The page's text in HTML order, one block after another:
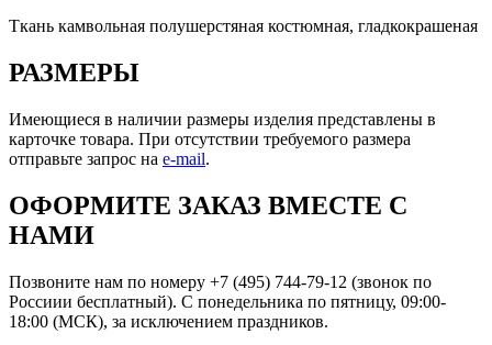
Ткань камвольная полушерстяная костюмная, гладкокрашеная
РАЗМЕРЫ
Имеющиеся в наличии размеры изделия представлены в
карточке товара. При отсутствии требуемого размера
отправьте запрос на e-mail.
ОФОРМИТЕ ЗАКАЗ ВМЕСТЕ С
НАМИ
Позвоните нам по номеру +7 (495) 744-79-12 (звонок по
Россиии бесплатный). С понедельника по пятницу, 09:00-
18:00 (МСК), за исключением праздников.